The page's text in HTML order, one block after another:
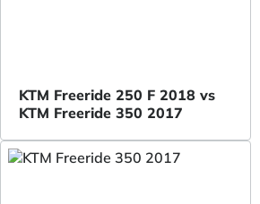
KTM Freeride 250 F 2018 vs
KTM Freeride 350 2017